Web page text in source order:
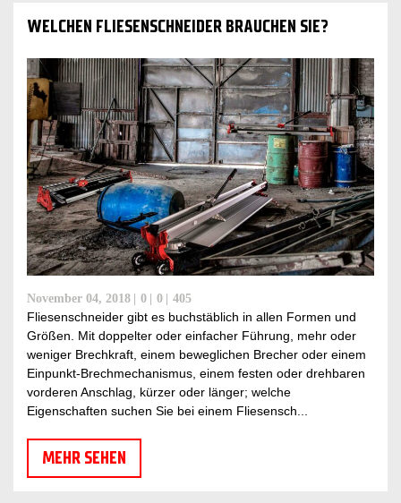
WELCHEN FLIESENSCHNEIDER BRAUCHEN SIE?
November 04, 2018 0 0 405
Fliesenschneider gibt es buchstäblich in allen Formen und
Größen. Mit doppelter oder einfacher Führung, mehr oder
weniger Brechkraft, einem beweglichen Brecher oder einem
Einpunkt-Brechmechanismus, einem festen oder drehbaren
vorderen Anschlag, kürzer oder länger; welche
Eigenschaften suchen Sie bei einem Fliesensch...
MEHR SEHEN